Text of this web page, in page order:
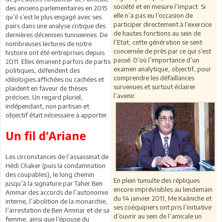
société et en mesure l’impact. Si
elle n’a pas eu l’occasion de
participer directement à l’exercice
de hautes fonctions au sein de
l’Etat, cette génération se sent
concernée de près par ce qui s’est
passé. D’où l’importance d’un
examen analytique, objectif, pour
comprendre les défaillances
survenues et surtout éclairer
l’avenir.
En plein tumulte des répliques
encore imprévisibles au lendemain
du 14 janvier 2011, Me Kaâniche et
ses coéquipiers ont pris l’initiative
d’ouvrir au sein de l’amicale un
des anciens parlementaires en 2015
qu’il s’est le plus engagé avec ses
pairs dans une analyse critique des
dernières décennies tunisiennes. De
nombreuses lectures de notre
histoire ont été entreprises depuis
2011. Elles émanent parfois de partis
politiques, défendent des
idéologies affichées ou cachées et
plaident en faveur de thèses
précises. Un regard pluriel,
indépendant, non partisan et
objectif était nécessaire à apporter.
Un fil d’Ariane
Les circonstances de l’assassinat de
Hédi Chaker (puis la condamnation
des coupables), le long chemin
jusqu’à la signature par Taher Ben
Ammar des accords de l’autonomie
interne, l’abolition de la monarchie,
l’arrestation de Ben Ammar et de sa
femme, ainsi que l’épouse du